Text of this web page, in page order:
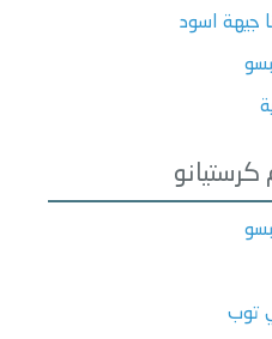
جيهة اسود
توب